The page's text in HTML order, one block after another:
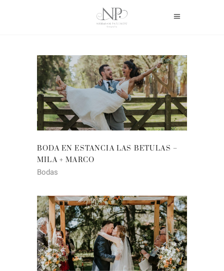
BODA EN ESTANCIA LAS BETULAS –
MILA + MARCO
Bodas